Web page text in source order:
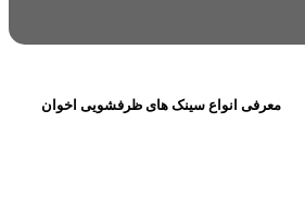
معرفی انواع سینک های ظرفشویی اخوان